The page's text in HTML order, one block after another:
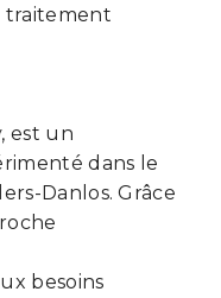
traitement
est un
dans le
Danlos. Grâce
besoins